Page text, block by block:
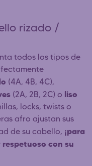
rizado /
todos los tipos de
(4A, 4B, 4C),
(2A, 2B, 2C) o liso
locks, twists o
afro ajustan sus
de su cabello, ¡para
con su